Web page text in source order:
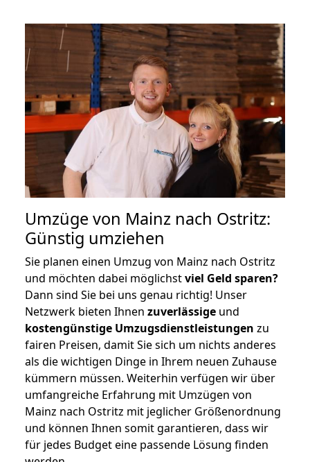
Umzüge von Mainz nach Ostritz:
Günstig umziehen
Sie planen einen Umzug von Mainz nach Ostritz
und möchten dabei möglichstviel Geld sparen?
Dann sind Sie bei uns genau richtig! Unser
Netzwerk bieten Ihnen zuverlässige und
kostengünstige Umzugsdienstleistungen zu
fairen Preisen, damit Sie sich um nichts anderes
als die wichtigen Dinge in Ihrem neuen Zuhause
kümmern müssen. Weiterhin verfügen wir über
umfangreiche Erfahrung mit Umzügen von
Mainz nach Ostritz mit jeglicher Größenordnung
und können Ihnen somit garantieren, dass wir
für jedes Budget eine passende Lösung finden